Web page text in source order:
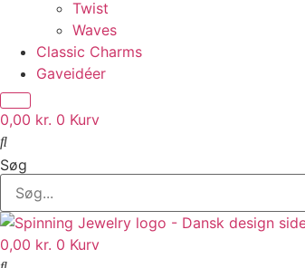
Twist
Waves
Classic Charms
Gaveidéer
0,00 kr. 0 Kurv
Søg
0,00 kr. 0 Kurv